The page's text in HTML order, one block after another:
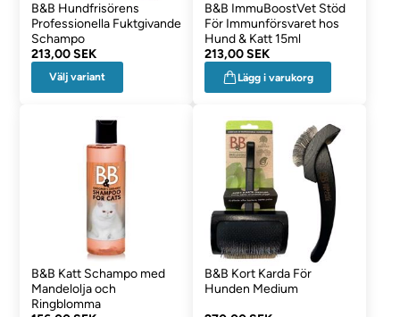
B&B Hundfrisörens
Professionella Fuktgivande
Schampo
213,00 SEK
Välj variant
B&B ImmuBoostVet Stöd
För Immunförsvaret hos
Hund & Katt 15ml
213,00 SEK
Lägg i varukorg
B&B Katt Schampo med
Mandelolja och
Ringblomma
B&B Kort Karda För
Hunden Medium